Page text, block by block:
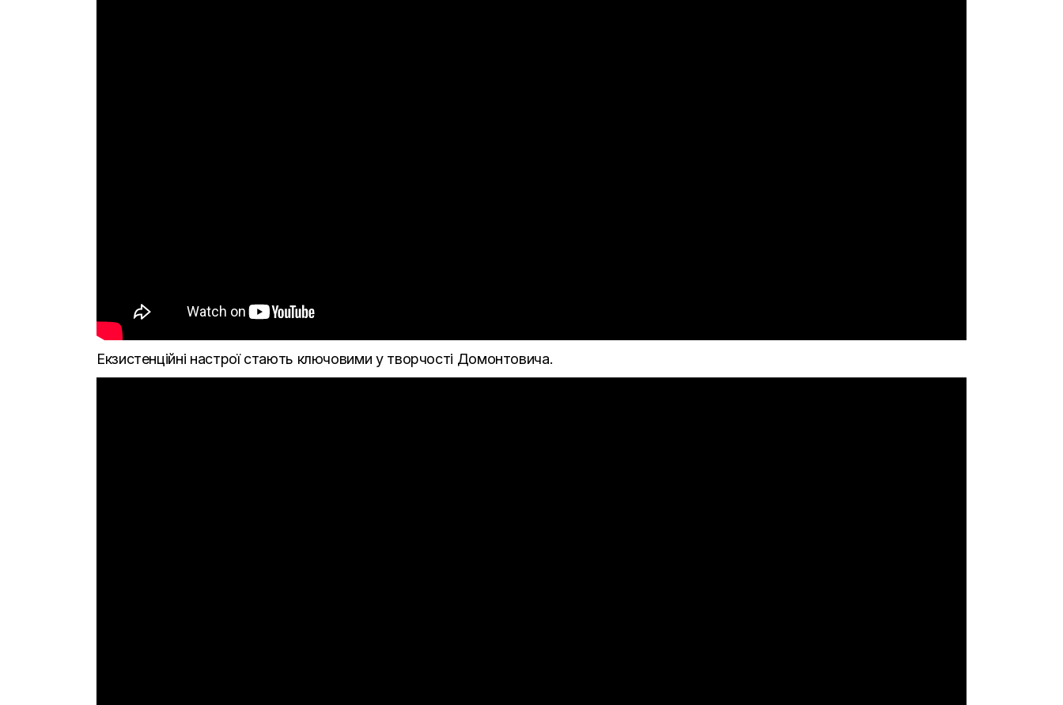
Екзистенційні настрої стають ключовими у творчості Домонтовича.